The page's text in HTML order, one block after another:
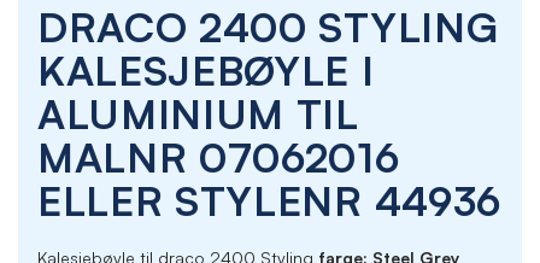
DRACO 2400 STYLING
KALESJEBØYLE I
ALUMINIUM TIL
MALNR 07062016
ELLER STYLENR 44936
Kalesjebøyle til draco 2400 Styling farge: Steel Grey
the
beginning
the
images
gallery